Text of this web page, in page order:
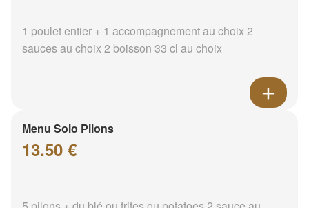
1 poulet entier + 1 accompagnement au choix 2
sauces au choix 2 boisson 33 cl au choix
Menu Solo Pilons
13.50 €